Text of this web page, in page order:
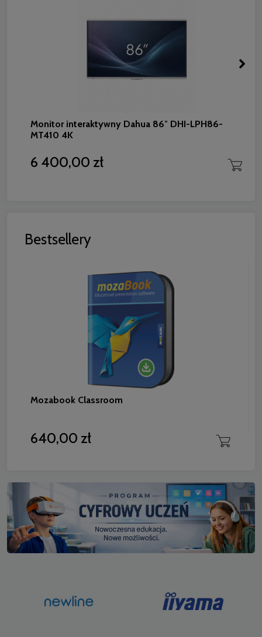
Monitor interaktywny Dahua 86″ DHI-LPH86-
MT410 4K
6 400,00 zł
Bestsellery
Mozabook Classroom
640,00 zł